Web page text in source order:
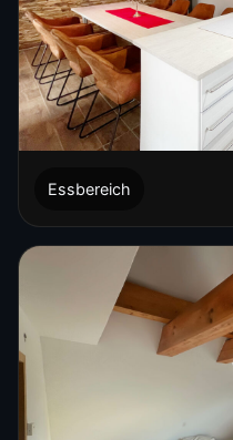
Essbereich